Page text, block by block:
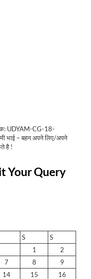
UDYAM-CG-18-
भाई – बहन अपने लिए/अपने
है !
Your Query
S
S
1
2
7 8
9
14 15
16